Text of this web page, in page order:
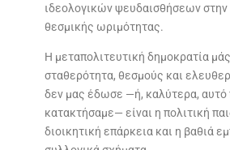
ιδεολογικών ψευδαισθήσεων στην
θεσμικής ωριμότητας.
Η μεταπολιτευτική δημοκρατία
σταθερότητα, θεσμούς και
δεν μας έδωσε —ή, καλύτερα, αυτό
κατακτήσαμε— είναι η πολιτική
διοικητική επάρκεια και η βαθιά